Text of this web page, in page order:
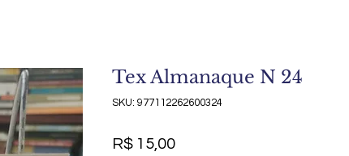
Tex Almanaque N 24
SKU: 977112262600324
R$ 15,00Preço